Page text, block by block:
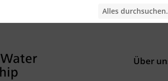
Über